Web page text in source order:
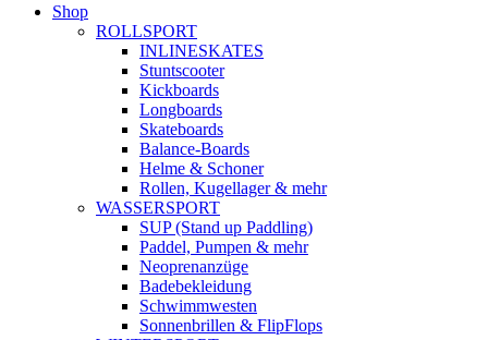
Shop
ROLLSPORT
INLINESKATES
Stuntscooter
Kickboards
Longboards
Skateboards
Balance-Boards
Helme & Schoner
Rollen, Kugellager & mehr
WASSERSPORT
SUP (Stand up Paddling)
Paddel, Pumpen & mehr
Neoprenanzüge
Badebekleidung
Schwimmwesten
Sonnenbrillen & FlipFlops